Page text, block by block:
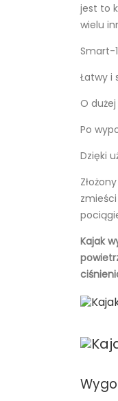
jest to
wielu
Smart-
Łatwy i
O
Po
Dzięki
Kajak